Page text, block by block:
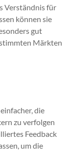
Verständnis für
können sie
gut
Märkten
die
zu verfolgen
Feedback
um die